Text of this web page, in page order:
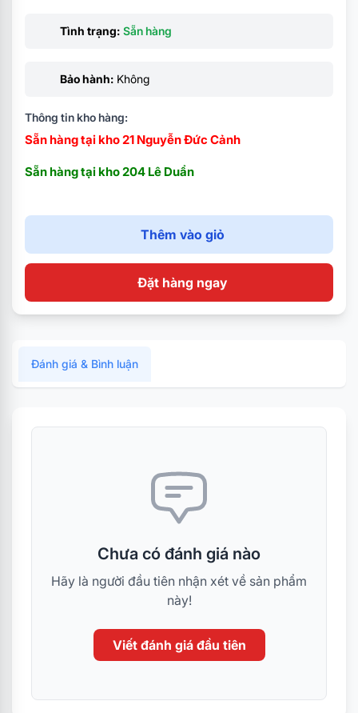
Tình trạng: Sẵn hàng
Bảo hành: Không
Thông tin kho hàng:
Sẵn hàng tại kho 21 Nguyễn Đức Cảnh
Sẵn hàng tại kho 204 Lê Duẩn
Thêm vào giỏ
Đặt hàng ngay
Đánh giá & Bình luận
Chưa có đánh giá nào
Hãy là người đầu tiên nhận xét về sản phẩm
này!
Viết đánh giá đầu tiên